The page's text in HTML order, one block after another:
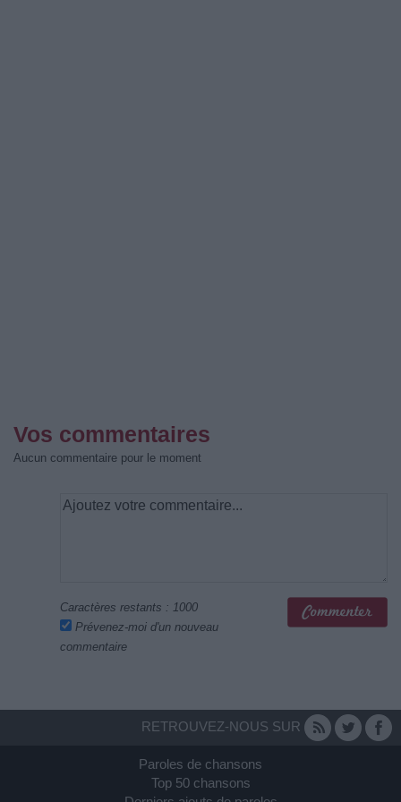
Vos commentaires
Aucun commentaire pour le moment
Caractères restants : 1000
Prévenez-moi d'un nouveau
commentaire
RETROUVEZ-NOUS SUR
Paroles de chansons
Top 50 chansons